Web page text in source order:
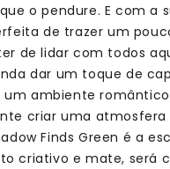
o pendure. E com a
de trazer um
de lidar com todos
dar um toque de
um ambiente
criar uma atmosfera
Finds Green é a
criativo e mate, será